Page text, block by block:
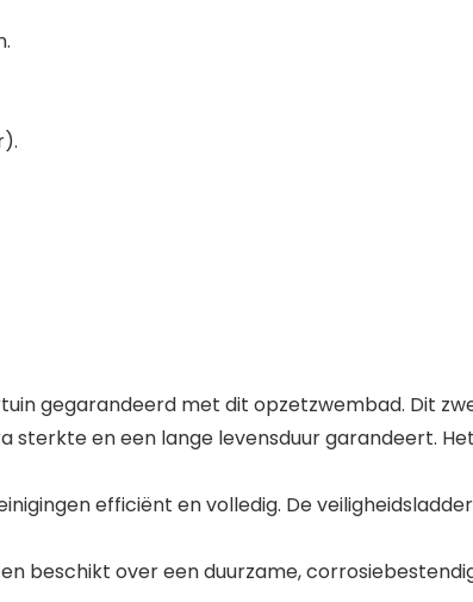
gegarandeerd met dit opzetzwembad. Dit
en een lange levensduur garandeert.
efficiënt en volledig. De
beschikt over een duurzame,